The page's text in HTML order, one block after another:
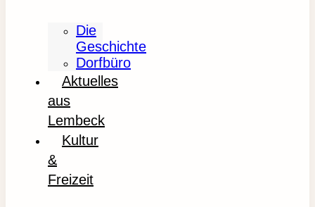
Die
Geschichte
Dorfbüro
Aktuelles
aus
Lembeck
Kultur
&
Freizeit